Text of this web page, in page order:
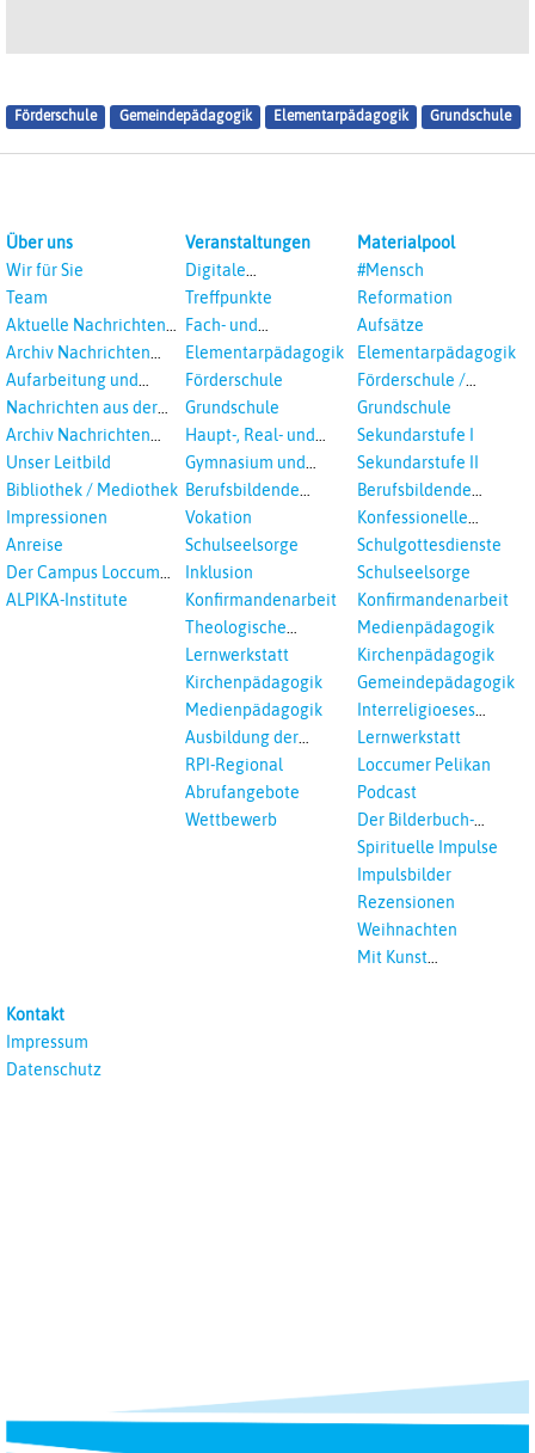
Förderschule Gemeindepädagogik Elementarpädagogik Grundschule
Über uns
Wir für Sie
Team
Aktuelle Nachrichten
aus dem RPI
Archiv Nachrichten
aus dem RPI ab 2018
Aufarbeitung und
Prävention
Landeskirche und EKD
Nachrichten aus der
Landeskirche
Archiv Nachrichten
aus der Landeskirche
Unser Leitbild
Bibliothek / Mediothek
Impressionen
Anreise
Der Campus Loccum
und Loccumer
ALPIKA-Institute
Veranstaltungen
Digitale
Veranstaltungen
Treffpunkte
Fach- und
Studientagungen
Elementarpädagogik
Förderschule
Grundschule
Haupt-, Real- und
Oberschule
Gymnasium und
Gesamtschule
Berufsbildende
Schulen
Vokation
Schulseelsorge
Inklusion
Konfirmandenarbeit
Theologische
Fortbildungen,
Interreligöses Lernen
Lernwerkstatt
Kirchenpädagogik
Medienpädagogik
Ausbildung der
Vikar*innen
RPI-Regional
Abrufangebote
Wettbewerb
Materialpool
#Mensch
Reformation
Aufsätze
Elementarpädagogik
Förderschule /
Inklusion
Grundschule
Sekundarstufe I
Sekundarstufe II
Berufsbildende
Schulen
Konfessionelle
Kooperation
Schulgottesdienste
Schulseelsorge
Konfirmandenarbeit
Medienpädagogik
Kirchenpädagogik
Gemeindepädagogik
Interreligioeses
Lernen
Lernwerkstatt
Loccumer Pelikan
Podcast
Der Bilderbuch-
Podcast
Spirituelle Impulse
Impulsbilder
Rezensionen
Weihnachten
Mit Kunst
Kontakt
Impressum
Datenschutz